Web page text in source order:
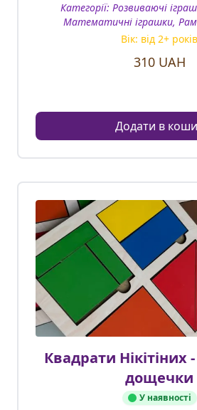
Категорії: Розвиваючі
Математичні іграшки,
Вік: від 2+ років
310UAH
Додати в
Квадрати Нікітіних
дощечки
У наявності